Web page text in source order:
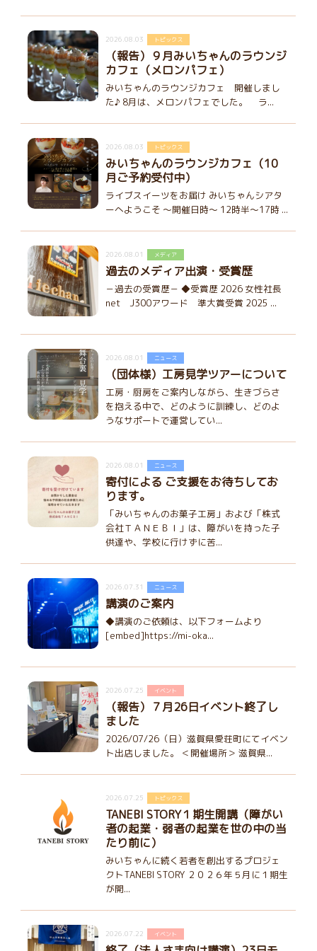
2026.08.03 トピックス
（報告）９月みいちゃんのラウンジ
カフェ（メロンパフェ）
みいちゃんのラウンジカフェ 開催しまし
た♪ 8月は、メロンパフェでした。 ラ...
2026.08.03 トピックス
みいちゃんのラウンジカフェ（10
月ご予約受付中）
ライブスイーツをお届け みいちゃんシアタ
ーへようこそ ～開催日時～ 12時半～17時 ...
2026.08.01 メディア
過去のメディア出演・受賞歴
－過去の受賞歴－ ◆受賞歴 2026 女性社長
net J300アワード 準大賞受賞 2025 ...
2026.08.01 ニュース
（団体様）工房見学ツアーについて
工房・厨房をご案内しながら、生きづらさ
を抱える中で、どのように訓練し、どのよ
うなサポートで運営してい...
2026.08.01 ニュース
寄付による ご支援をお待ちしてお
ります。
「みいちゃんのお菓子工房」および「株式
会社ＴＡＮＥＢＩ」は、障がいを持った子
供達や、学校に行けずに苦...
2026.07.31 ニュース
講演のご案内
◆講演のご依頼は、以下フォームより
[embed]https://mi-oka...
2026.07.25 イベント
（報告）７月26日イベント終了し
ました
2026/07/26（日）滋賀県愛荘町にてイベン
ト出店しました。 ＜開催場所＞ 滋賀県...
2026.07.25 トピックス
TANEBI STORY１期生開講（障がい
者の起業・弱者の起業を世の中の当
たり前に）
みいちゃんに続く若者を創出するプロジェ
クトTANEBI STORY ２０２６年５月に１期生
が開...
2026.07.22 イベント